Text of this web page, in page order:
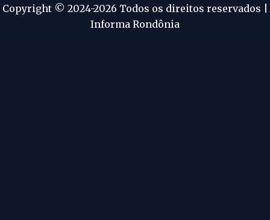
Copyright © 2024-2026 Todos os direitos reservados |
Informa Rondônia